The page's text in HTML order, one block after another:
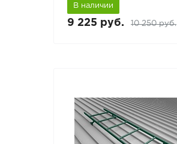
В наличии
9 225 руб. 10 250 руб.